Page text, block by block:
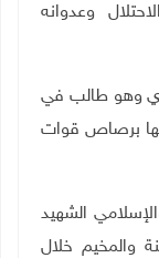
وعدوانه
وهو طالب في
بها برصاص قوات
الشهيد
والمخيم خلال